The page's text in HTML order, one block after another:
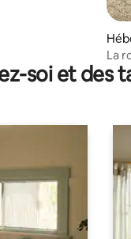
La
soi et des